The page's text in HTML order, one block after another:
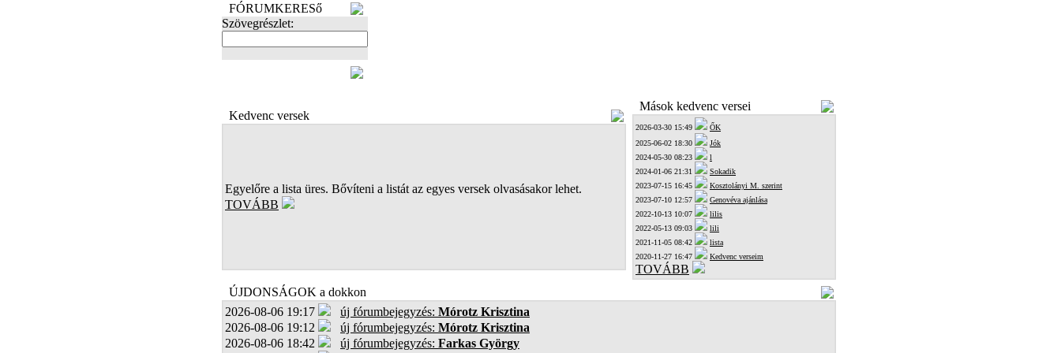
FÓRUMKERESő
Szövegrészlet:
Kedvenc versek
Egyelőre a lista üres. Bővíteni a listát az egyes versek olvasásakor lehet.
TOVÁBB
Mások kedvenc versei
2026-03-30 15:49
ŐK
2025-06-02 18:30
Jók
2024-05-30 08:23
l
2024-01-06 21:31
Sokadik
2023-07-15 16:45
Kosztolányi M. szerint
2023-07-10 12:57
Genovéva ajánlása
2022-10-13 10:07
lilis
2022-05-13 09:03
lili
2021-11-05 08:42
lista
2020-11-27 16:47
Kedvenc verseim
TOVÁBB
ÚJDONSÁGOK a dokkon
2026-08-06 19:17
új fórumbejegyzés: Mórotz Krisztina
2026-08-06 19:12
új fórumbejegyzés: Mórotz Krisztina
2026-08-06 18:42
új fórumbejegyzés: Farkas György